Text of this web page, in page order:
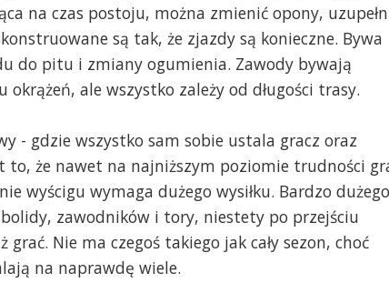
na czas postoju, można zmienić opony,
są tak, że zjazdy są konieczne. Bywa
do pitu i zmiany ogumienia. Zawody bywają
ale wszystko zależy od długości trasy.
- gdzie wszystko sam sobie ustala gracz oraz
to, że nawet na najniższym poziomie trudności
wyścigu wymaga dużego wysiłku. Bardzo
zawodników i tory, niestety po przejściu
Nie ma czegoś takiego jak cały sezon, choć
na naprawdę wiele.